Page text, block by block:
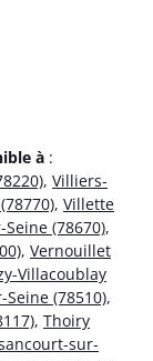
à :
, Villiers-
, Villette
(78670),
, Vernouillet
Villacoublay
(78510),
, Thoiry
sur-